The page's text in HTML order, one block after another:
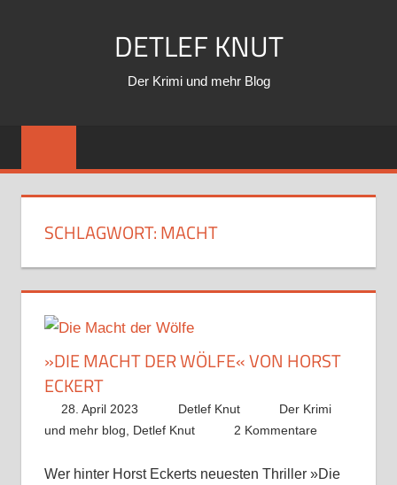
DETLEF KNUT
Der Krimi und mehr Blog
SCHLAGWORT:MACHT
»DIE MACHT DER WÖLFE« VON HORST
ECKERT
28. April 2023 Detlef Knut
Der Krimi
und mehr blog
Detlef Knut 2 Kommentare
Wer hinter Horst Eckerts neuesten Thriller »Die